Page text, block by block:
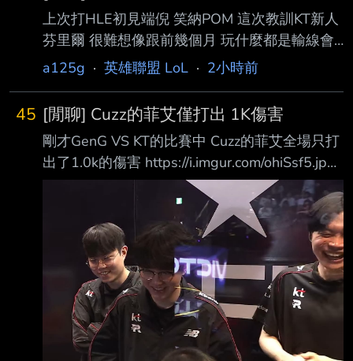
on my iPhone --
上次打HLE初見端倪 笑納POM 這次教訓KT新人
芬里爾 很難想像跟前幾個月 玩什麼都是輸線會
戰暴斃的GG AD是同一人 請問尺哥怎麼了？ --
a125g · 英雄聯盟 LoL · 2小時前
45 [閒聊] Cuzz的菲艾僅打出 1K傷害
剛才GenG VS KT的比賽中 Cuzz的菲艾全場只打
出了1.0k的傷害 https://i.imgur.com/ohiSsf5.jpeg
搞到連KT自己的後勤都在笑 這是LCK打野菲艾最